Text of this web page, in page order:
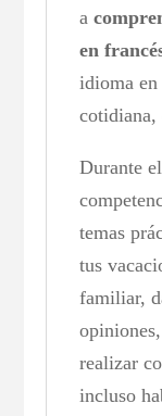
a
en
idioma en
cotidiana,
Durante
temas
tus
familiar,
realizar
incluso